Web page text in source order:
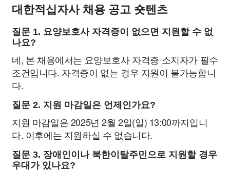
대한적십자사 채용 공고 숏텐츠
질문 1. 요양보호사 자격증이 없으면 지원할 수 없
나요?
네, 본 채용에서는 요양보호사 자격증 소지자가 필수
조건입니다. 자격증이 없는 경우 지원이 불가능합니
다.
질문 2. 지원 마감일은 언제인가요?
지원 마감일은 2025년 2월 2일(일) 13:00까지입니
다. 이후에는 지원하실 수 없습니다.
질문 3. 장애인이나 북한이탈주민으로 지원할 경우
우대가 있나요?